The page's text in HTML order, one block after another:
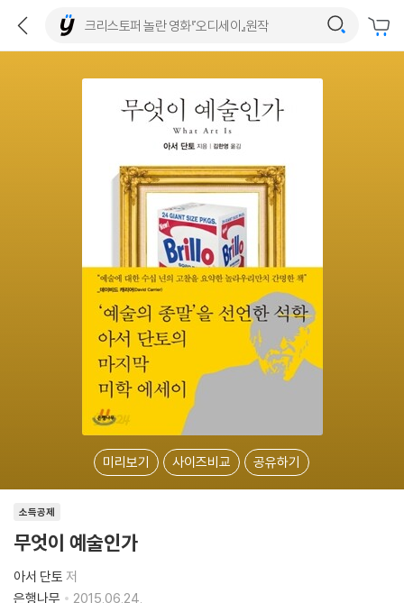
미리보기 사이즈비교 공유하기
소득공제
무엇이 예술인가
아서 단토 저
은행나무
2015.06.24.